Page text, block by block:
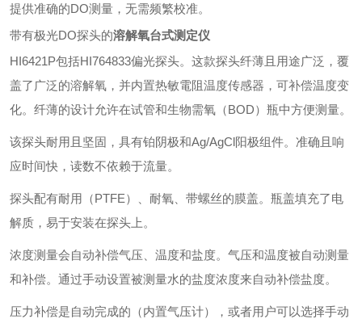
提供准确的DO测量，无需频繁校准。
带有极光DO探头的溶解氧台式测定仪
HI6421P包括HI764833偏光探头。这款探头纤薄且用途广泛，覆
盖了广泛的溶解氧，并内置热敏電阻温度传感器，可补偿温度变
化。纤薄的设计允许在试管和生物需氧（BOD）瓶中方便测量。
该探头耐用且坚固，具有铂阴极和Ag/AgCl阳极组件。准确且响
应时间快，读数不依赖于流量。
探头配有耐用（PTFE）、耐氧、带螺丝的膜盖。瓶盖填充了电
解质，易于安装在探头上。
浓度测量会自动补偿气压、温度和盐度。气压和温度被自动测量
和补偿。通过手动设置被测量水的盐度浓度来自动补偿盐度。
压力补偿是自动完成的（内置气压计），或者用户可以选择手动